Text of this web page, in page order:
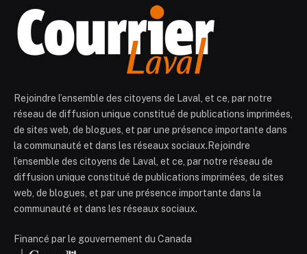
Rejoindre l’ensemble des citoyens de Laval, et ce, par notre
réseau de diffusion unique constitué de publications imprimées,
de sites web, de blogues, et par une présence importante dans
la communauté et dans les réseaux sociaux.Rejoindre
l’ensemble des citoyens de Laval, et ce, par notre réseau de
diffusion unique constitué de publications imprimées, de sites
web, de blogues, et par une présence importante dans la
communauté et dans les réseaux sociaux.
Financé par le gouvernement du Canada